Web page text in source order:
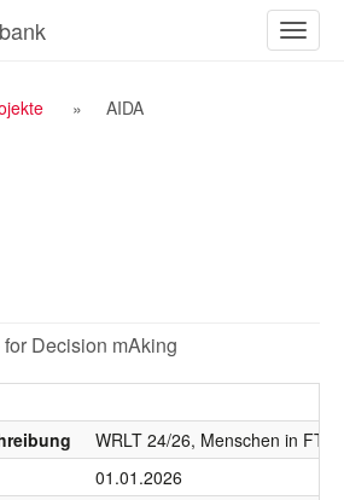
ein-/
AIDA
Decision mAking
WRLT 24/26, Menschen in FTI,
01.01.2026